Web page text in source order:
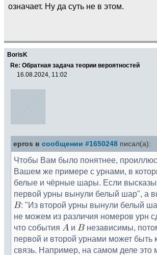
означает. Ну да суть не в этом.
BorisK
Re: Обратная задача теории вероятностей
16.08.2024, 11:02
epros в сообщении #1650248 писал(а):
Чтобы Вам было понятнее,
Вашем же примере с урнами, в
белые и чёрные шары. Если
первой урны вынули белый шар", а
: "Из второй урны вынули белый
не можем из различия номеров урн
что события
и
независимы,
первой и второй урнами может быть
связь. Например, на самом деле это